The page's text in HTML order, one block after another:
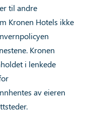
til andre
Kronen Hotels ikke
Kronen
i lenkede
av eieren